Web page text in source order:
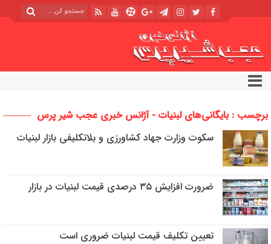
برچسب : بایگانی‌های لبنیات - آژانس خبری عجب شیر پرس
سکوت وزارت جهاد کشاورزی و بلاتکلیفی بازار لبنیات
ضرورت افزایش ۳۵ درصدی قیمت لبنیات در بازار
تعیین تکلیف قیمت لبنیات ضروری است